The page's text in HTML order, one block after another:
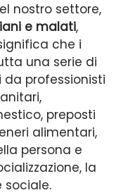
nostro settore,
e malati,
che i
una serie di
professionisti
preposti
alimentari,
persona e
la
sociale.